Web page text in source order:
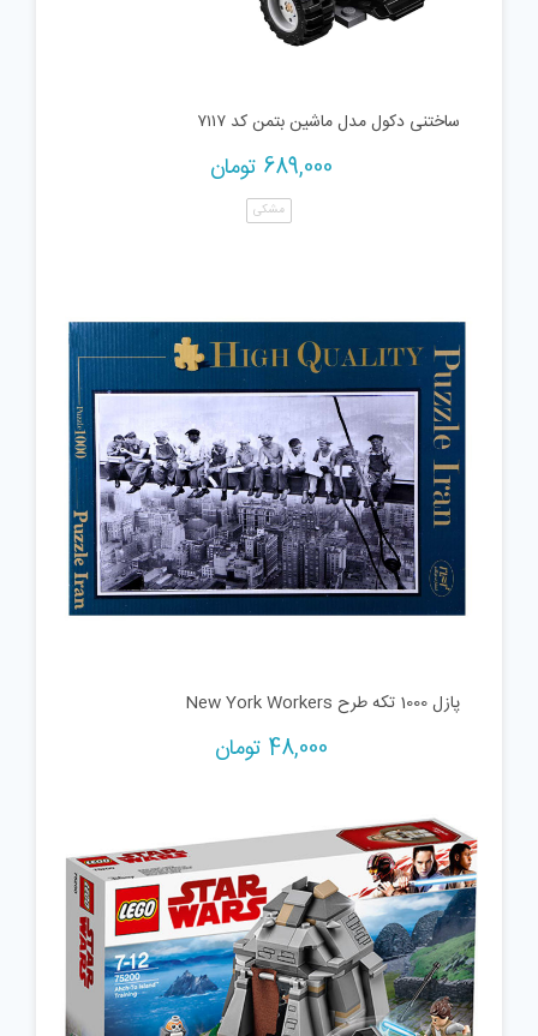
ساختنی دکول مدل ماشین بتمن کد ۷۱۱۷
689,000 تومان
مشکی
پازل 1000 تکه طرح New York Workers
48,000 تومان